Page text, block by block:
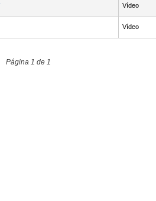
Vídeo
Vídeo
Página 1 de 1